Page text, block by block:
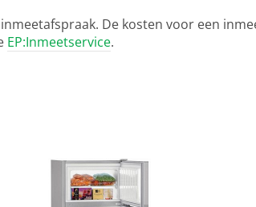
De kosten voor een
EP:Inmeetservice.